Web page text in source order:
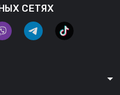
СЕТЯХ